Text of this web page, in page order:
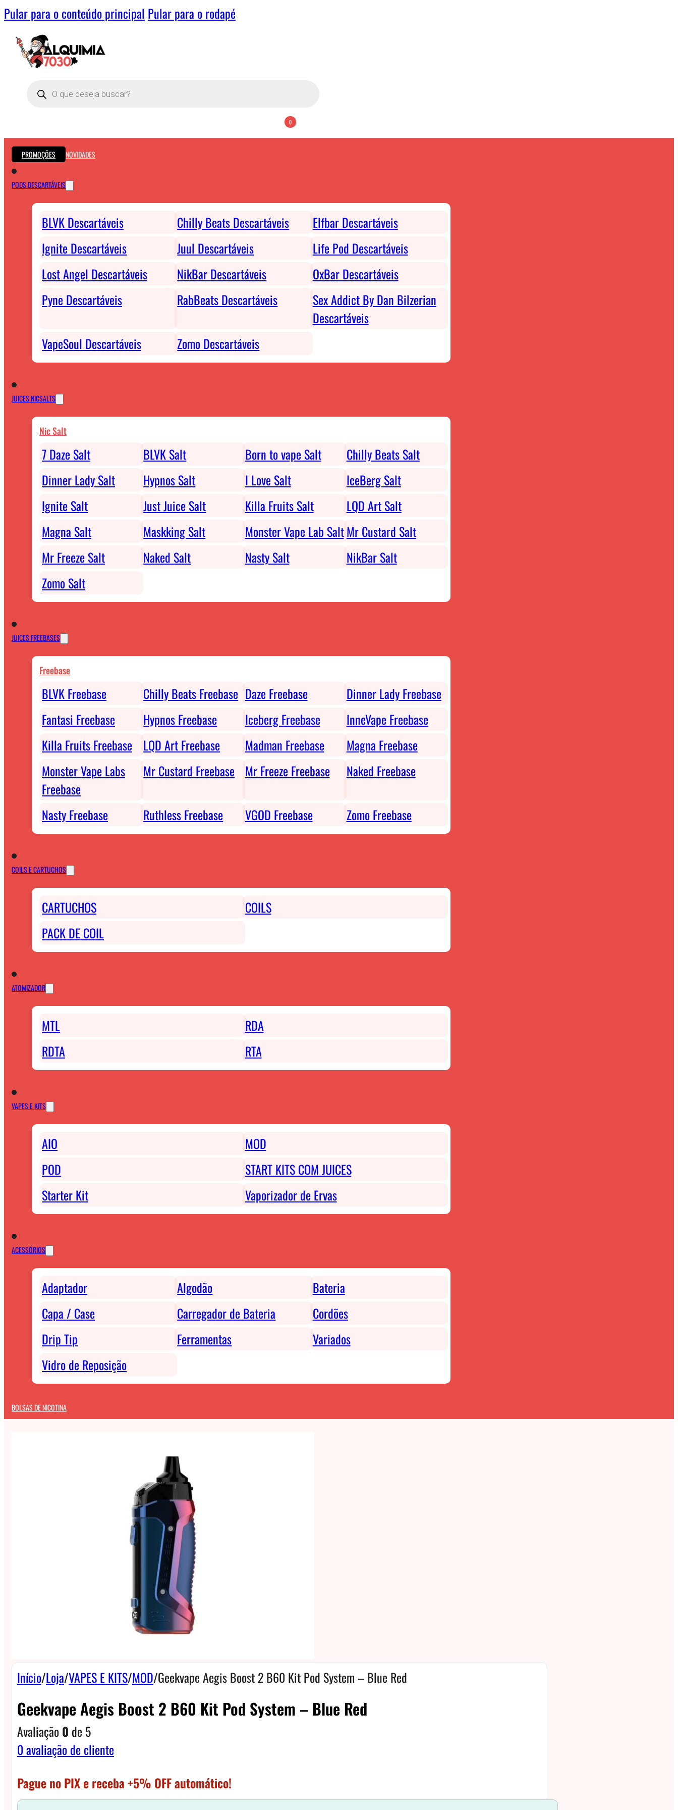
Pular para o conteúdo principal Pular para o rodapé
Pesquisar
produtos
0
PROMOÇÕES NOVIDADES
PODS DESCARTÁVEIS
BLVK Descartáveis Chilly Beats Descartáveis
Elfbar Descartáveis
Ignite Descartáveis
Juul Descartáveis
Life Pod Descartáveis
Lost Angel Descartáveis
NikBar Descartáveis
OxBar Descartáveis
Pyne Descartáveis
RabBeats Descartáveis
Sex Addict By Dan Bilzerian
Descartáveis
VapeSoul Descartáveis
Zomo Descartáveis
JUICES NICSALTS
Nic Salt
7 Daze Salt BLVK Salt Born to vape Salt
Chilly Beats Salt
Dinner Lady Salt
Hypnos Salt I Love Salt
IceBerg Salt
Ignite Salt
Just Juice Salt Killa Fruits Salt
LQD Art Salt
Magna Salt
Maskking Salt Monster Vape Lab SaltMr Custard Salt
Mr Freeze Salt
Naked Salt Nasty Salt
NikBar Salt
Zomo Salt
JUICES FREEBASES
Freebase
BLVK Freebase Chilly Beats Freebase Daze Freebase
Dinner Lady Freebase
Fantasi Freebase
Hypnos Freebase Iceberg Freebase
InneVape Freebase
Killa Fruits Freebase
LQD Art Freebase Madman Freebase
Magna Freebase
Monster Vape Labs
Freebase
Mr Custard Freebase Mr Freeze Freebase Naked Freebase
Nasty Freebase Ruthless Freebase VGOD Freebase Zomo Freebase
COILS E CARTUCHOS
CARTUCHOS
COILS
PACK DE COIL
ATOMIZADOR
MTL
RDA
RDTA
RTA
VAPES E KITS
AIO
MOD
POD
START KITS COM JUICES
Starter Kit
Vaporizador de Ervas
ACESSÓRIOS
Adaptador Algodão
Bateria
Capa / Case
Carregador de Bateria
Cordões
Drip Tip
Ferramentas
Variados
Vidro de Reposição
BOLSAS DE NICOTINA
Início/Loja/VAPES E KITS/MOD/Geekvape Aegis Boost 2 B60 Kit Pod System – Blue Red
Geekvape Aegis Boost 2 B60 Kit Pod System – Blue Red
Avaliação0 de 5
0avaliação de cliente
Pague no PIX e receba +5% OFF automático!